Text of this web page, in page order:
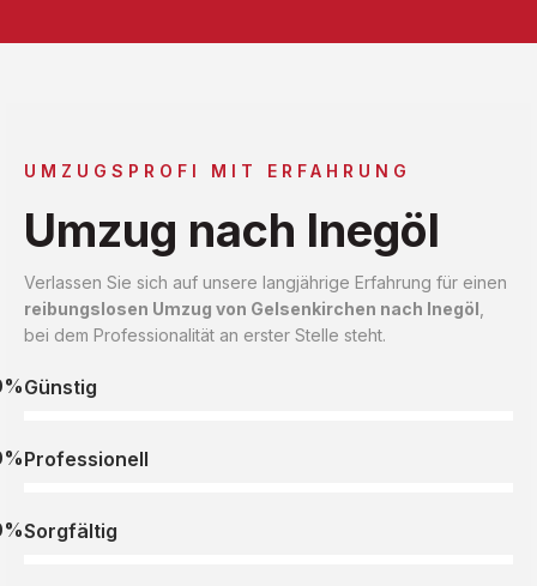
UMZUGSPROFI MIT ERFAHRUNG
Umzug nach Inegöl
Verlassen Sie sich auf unsere langjährige Erfahrung für einen
reibungslosen Umzug von Gelsenkirchen nach Inegöl
bei dem Professionalität an erster Stelle steht.
Günstig
Professionell
Sorgfältig